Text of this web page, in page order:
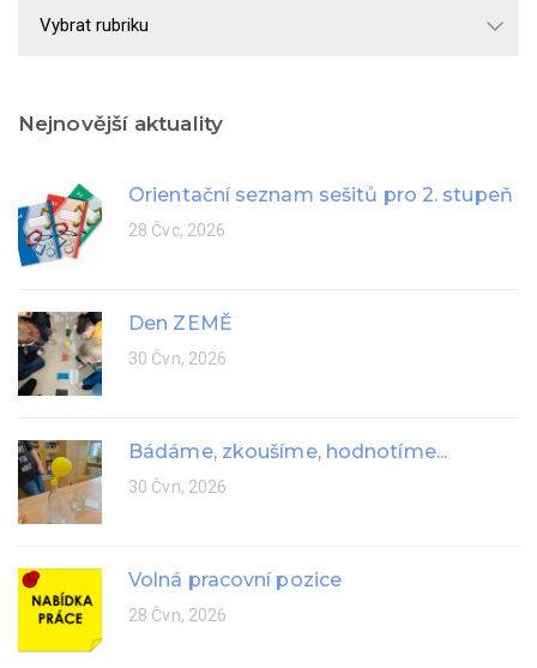
Nejnovější aktuality
Orientační seznam sešitů pro 2. stupeň
28 Čvc, 2026
Den ZEMĚ
30 Čvn, 2026
Bádáme, zkoušíme, hodnotíme...
30 Čvn, 2026
Volná pracovní pozice
28 Čvn, 2026